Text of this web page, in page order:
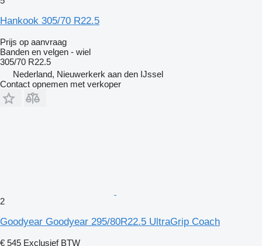
Hankook 305/70 R22.5
Prijs op aanvraag
Banden en velgen - wiel
305/70 R22.5
Nederland, Nieuwerkerk aan den IJssel
Contact opnemen met verkoper
2
Goodyear Goodyear 295/80R22.5 UltraGrip Coach
€ 545 Exclusief BTW